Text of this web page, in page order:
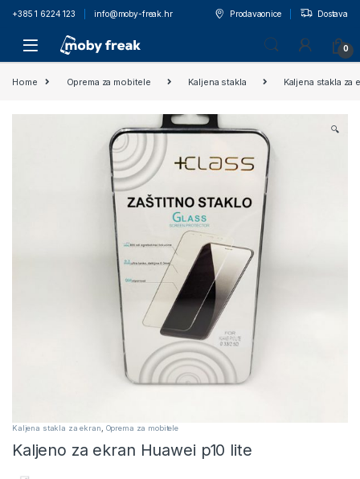
+385 1 6224 123 info@moby-freak.hr Prodavaonice Dostava
0
Home Oprema za mobitele Kaljena stakla Kaljena stakla za
🔍
Kaljena stakla za ekran Oprema za mobitele
Kaljeno za ekran Huawei p10 lite